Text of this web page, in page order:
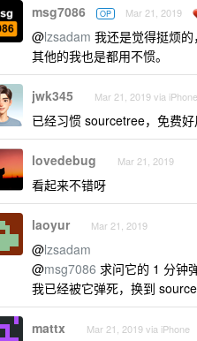
msg7086 OP Mar 21, 2019
@lzsadam 我还是觉得挺烦
其他的我也是都用不惯。
jwk345 Mar 21, 2019 via iPhone
已经习惯 sourcetree，免费好
lovedebug Mar 21, 2019
看起来不错呀
laoyur Mar 21, 2019
@lzsadam
@msg7086 求问它的 1 分钟
我已经被它弹死，换到
mattx Mar 21, 2019 via iPhone